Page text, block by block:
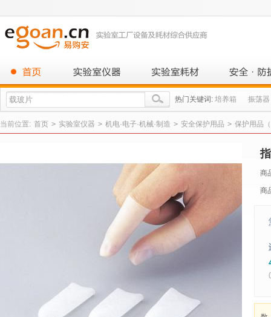
热门关键词: 培养箱 振荡器
当前位置: 首页 > 实验室仪器 > 机电·电子·机械·制造 > 安全保护用品 > 保护用品
商
商